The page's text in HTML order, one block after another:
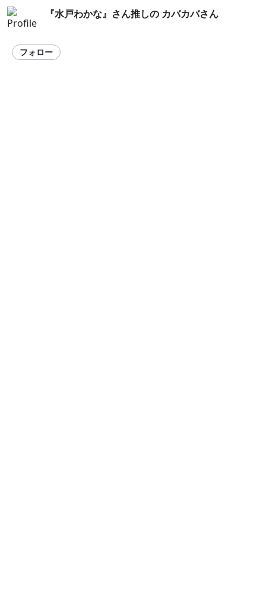
『水戸わかな』さん推しの カバカバさん
フォロー